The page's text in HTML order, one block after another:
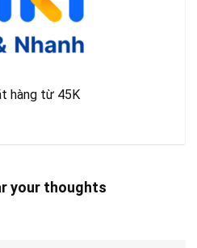
hàng từ 45K
your thoughts